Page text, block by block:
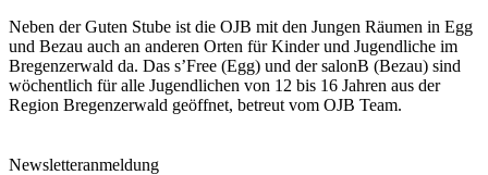
Neben der Guten Stube ist die OJB mit den Jungen Räumen in Egg
und Bezau auch an anderen Orten für Kinder und Jugendliche im
Bregenzerwald da. Das s’Free (Egg) und der salonB (Bezau) sind
wöchentlich für alle Jugendlichen von 12 bis 16 Jahren aus der
Region Bregenzerwald geöffnet, betreut vom OJB Team.
Newsletteranmeldung